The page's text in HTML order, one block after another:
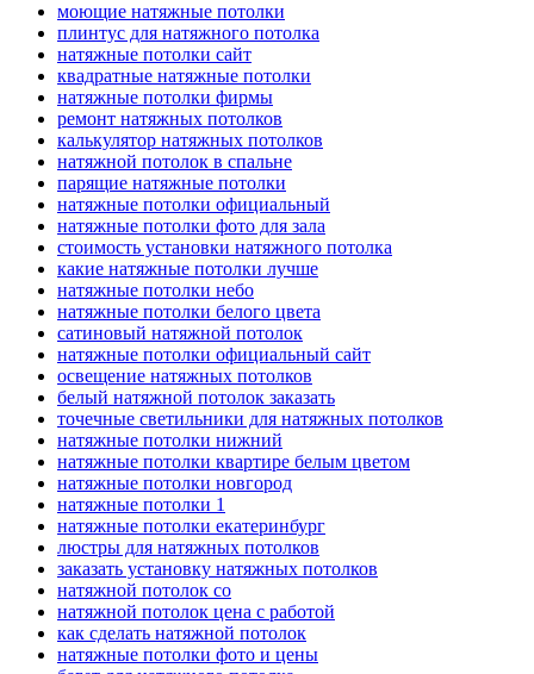
моющие натяжные потолки
плинтус для натяжного потолка
натяжные потолки сайт
квадратные натяжные потолки
натяжные потолки фирмы
ремонт натяжных потолков
калькулятор натяжных потолков
натяжной потолок в спальне
парящие натяжные потолки
натяжные потолки официальный
натяжные потолки фото для зала
стоимость установки натяжного потолка
какие натяжные потолки лучше
натяжные потолки небо
натяжные потолки белого цвета
сатиновый натяжной потолок
натяжные потолки официальный сайт
освещение натяжных потолков
белый натяжной потолок заказать
точечные светильники для натяжных потолков
натяжные потолки нижний
натяжные потолки квартире белым цветом
натяжные потолки новгород
натяжные потолки 1
натяжные потолки екатеринбург
люстры для натяжных потолков
заказать установку натяжных потолков
натяжной потолок со
натяжной потолок цена с работой
как сделать натяжной потолок
натяжные потолки фото и цены